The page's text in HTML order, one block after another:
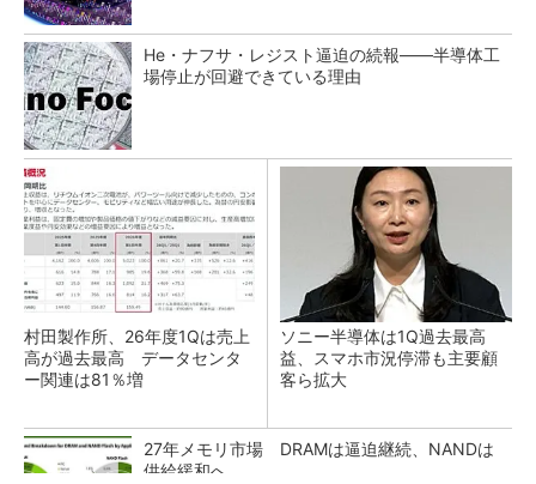
He・ナフサ・レジスト逼迫の続報――半導体工
場停止が回避できている理由
村田製作所、26年度1Qは売上
高が過去最高 データセンタ
ー関連は81％増
ソニー半導体は1Q過去最高
益、スマホ市況停滞も主要顧
客ら拡大
27年メモリ市場 DRAMは逼迫継続、NANDは
供給緩和へ